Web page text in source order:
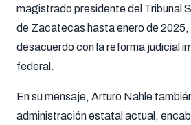
magistrado presidente del Tribunal
de Zacatecas hasta enero de 2025,
desacuerdo con la reforma judicial
federal.
En su mensaje, Arturo Nahle
administración estatal actual,